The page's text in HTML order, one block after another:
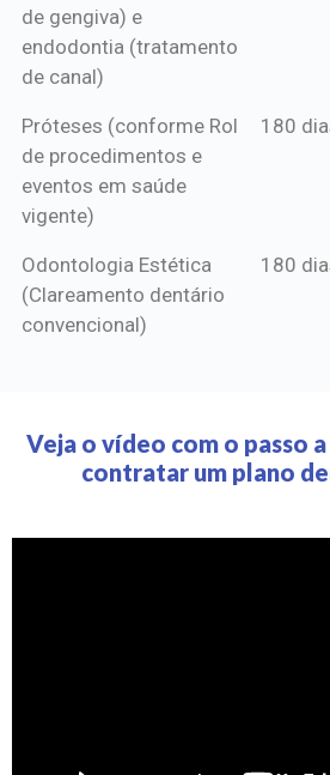
de gengiva) e
endodontia (tratamento
de canal)
Próteses (conforme Rol
de procedimentos e
eventos em saúde
vigente)
180
Odontologia Estética
(Clareamento dentário
convencional)
180
Veja o vídeo com o passo
contratar um plano